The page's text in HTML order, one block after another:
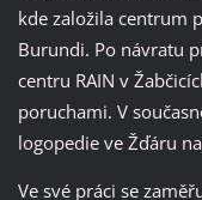
kde založila centrum
Burundi. Po návratu
centru RAIN v
poruchami. V
logopedie ve Žďáru
Ve své práci se